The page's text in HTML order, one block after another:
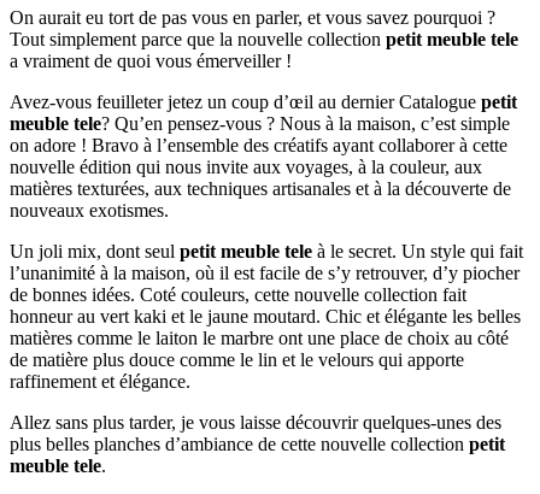
On aurait eu tort de pas vous en parler, et vous savez pourquoi ?
Tout simplement parce que la nouvelle collection petit meuble tele
a vraiment de quoi vous émerveiller !
Avez-vous feuilleter jetez un coup d’œil au dernier Catalogue petit
meuble tele? Qu’en pensez-vous ? Nous à la maison, c’est simple
on adore ! Bravo à l’ensemble des créatifs ayant collaborer à cette
nouvelle édition qui nous invite aux voyages, à la couleur, aux
matières texturées, aux techniques artisanales et à la découverte de
nouveaux exotismes.
Un joli mix, dont seul petit meuble tele à le secret. Un style qui fait
l’unanimité à la maison, où il est facile de s’y retrouver, d’y piocher
de bonnes idées. Coté couleurs, cette nouvelle collection fait
honneur au vert kaki et le jaune moutard. Chic et élégante les belles
matières comme le laiton le marbre ont une place de choix au côté
de matière plus douce comme le lin et le velours qui apporte
raffinement et élégance.
Allez sans plus tarder, je vous laisse découvrir quelques-unes des
plus belles planches d’ambiance de cette nouvelle collection petit
meuble tele.